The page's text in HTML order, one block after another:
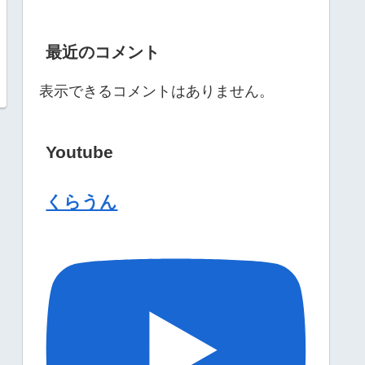
最近のコメント
表示できるコメントはありません。
Youtube
くらうん